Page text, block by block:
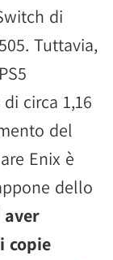
di
Tuttavia,
circa 1,16
del
Enix è
dello
copie